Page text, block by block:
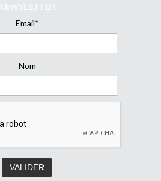
NEWSLETTER
Email*
Nom